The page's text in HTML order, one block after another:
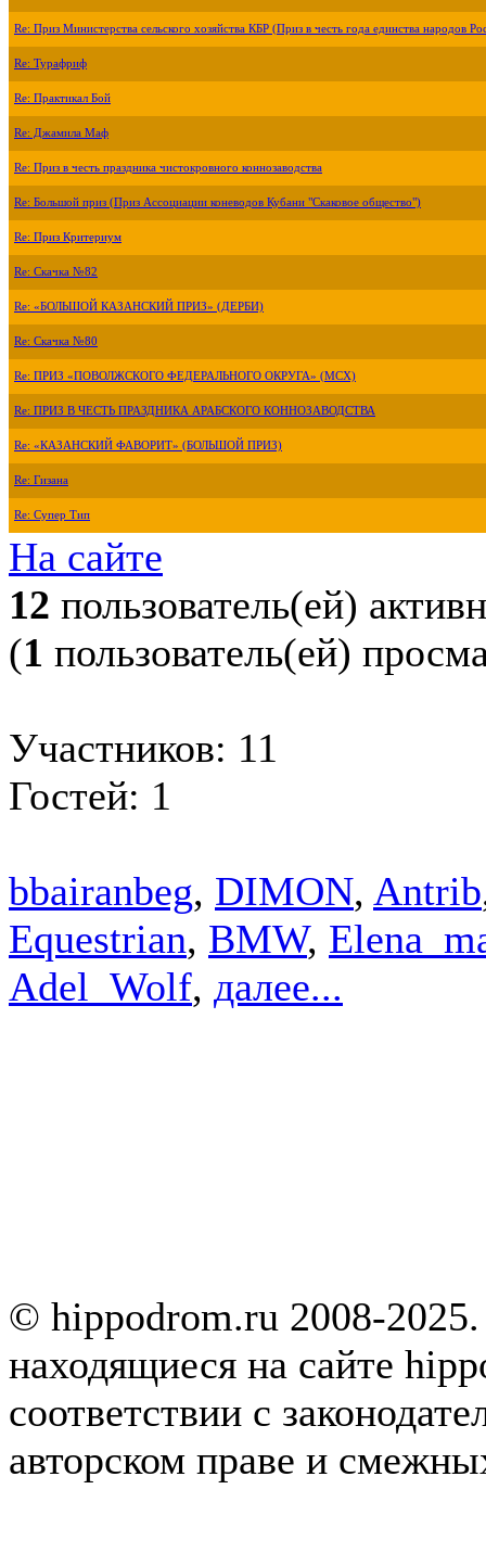
Re: Приз Министерства сельского хозяйства КБР (Приз в честь года единства народов
Re: Турафриф
Re: Практикал Бой
Re: Джамила Маф
Re: Приз в честь праздника чистокровного коннозаводства
Re: Большой приз (Приз Ассоциации коневодов Кубани "Скаковое общество")
Re: Приз Критериум
Re: Скачка №82
Re: «БОЛЬШОЙ КАЗАНСКИЙ ПРИЗ» (ДЕРБИ)
Re: Скачка №80
Re: ПРИЗ «ПОВОЛЖСКОГО ФЕДЕРАЛЬНОГО ОКРУГА» (МСХ)
Re: ПРИЗ В ЧЕСТЬ ПРАЗДНИКА АРАБСКОГО КОННОЗАВОДСТВА
Re: «КАЗАНСКИЙ ФАВОРИТ» (БОЛЬШОЙ ПРИЗ)
Re: Гизана
Re: Супер Тип
На сайте
12 пользователь(ей)
(1 пользователь(ей)
Участников: 11
Гостей: 1
bbairanbeg, DIMON, Antrib
Equestrian, BMW,
Adel_Wolf, далее...
© hippodrom.ru 2008-
находящиеся на сайте
соответствии с
авторском праве и